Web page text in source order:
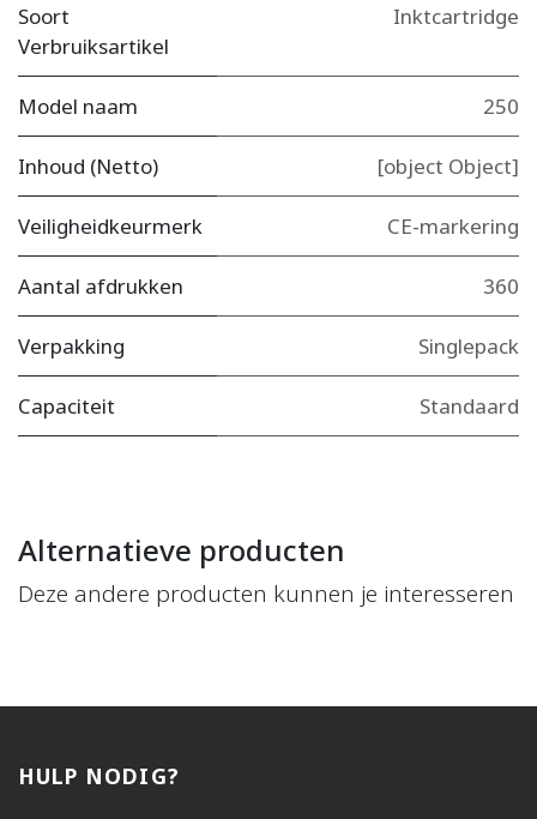
Soort
Verbruiksartikel
Inktcartridge
Model naam 250
Inhoud (Netto) [object Object]
Veiligheidkeurmerk CE-markering
Aantal afdrukken 360
Verpakking Singlepack
Capaciteit Standaard
Alternatieve producten
Deze andere producten kunnen je interesseren
HULP NODIG?